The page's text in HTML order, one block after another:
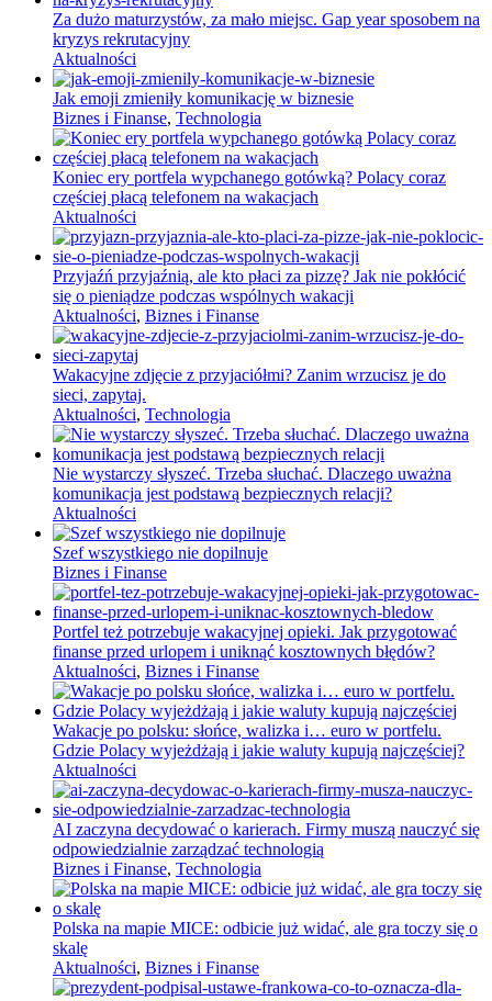
Za dużo maturzystów, za mało miejsc. Gap year sposobem na
kryzys rekrutacyjny
Aktualności
Jak emoji zmieniły komunikację w biznesie
Biznes i Finanse, Technologia
Koniec ery portfela wypchanego gotówką? Polacy coraz
częściej płacą telefonem na wakacjach
Aktualności
Przyjaźń przyjaźnią, ale kto płaci za pizzę? Jak nie pokłócić
się o pieniądze podczas wspólnych wakacji
Aktualności, Biznes i Finanse
Wakacyjne zdjęcie z przyjaciółmi? Zanim wrzucisz je do
sieci, zapytaj.
Aktualności, Technologia
Nie wystarczy słyszeć. Trzeba słuchać. Dlaczego uważna
komunikacja jest podstawą bezpiecznych relacji?
Aktualności
Szef wszystkiego nie dopilnuje
Biznes i Finanse
Portfel też potrzebuje wakacyjnej opieki. Jak przygotować
finanse przed urlopem i uniknąć kosztownych błędów?
Aktualności, Biznes i Finanse
Wakacje po polsku: słońce, walizka i… euro w portfelu.
Gdzie Polacy wyjeżdżają i jakie waluty kupują najczęściej?
Aktualności
AI zaczyna decydować o karierach. Firmy muszą nauczyć się
odpowiedzialnie zarządzać technologią
Biznes i Finanse, Technologia
Polska na mapie MICE: odbicie już widać, ale gra toczy się o
skalę
Aktualności, Biznes i Finanse